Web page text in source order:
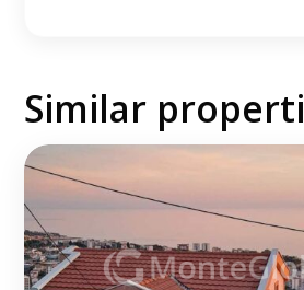
Similar